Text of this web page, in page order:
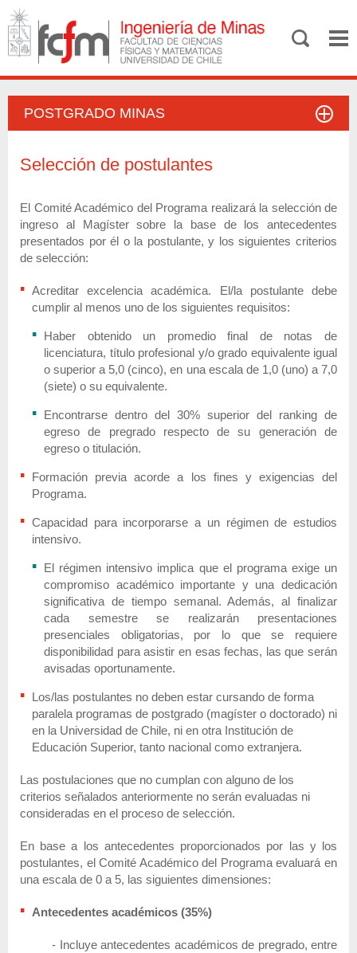
POSTGRADO MINAS
Selección de postulantes
El Comité Académico del Programa realizará la selección de
ingreso al Magíster sobre la base de los antecedentes
presentados por él o la postulante, y los siguientes criterios
de selección:
Acreditar excelencia académica. El/la postulante debe
cumplir al menos uno de los siguientes requisitos:
Haber obtenido un promedio final de notas de
licenciatura, título profesional y/o grado equivalente igual
o superior a 5,0 (cinco), en una escala de 1,0 (uno) a 7,0
(siete) o su equivalente.
Encontrarse dentro del 30% superior del ranking de
egreso de pregrado respecto de su generación de
egreso o titulación.
Formación previa acorde a los fines y exigencias del
Programa.
Capacidad para incorporarse a un régimen de estudios
intensivo.
El régimen intensivo implica que el programa exige un
compromiso académico importante y una dedicación
significativa de tiempo semanal. Además, al finalizar
cada semestre se realizarán presentaciones
presenciales obligatorias, por lo que se requiere
disponibilidad para asistir en esas fechas, las que serán
avisadas oportunamente.
Los/las postulantes no deben estar cursando de forma
paralela programas de postgrado (magíster o doctorado) ni
en la Universidad de Chile, ni en otra Institución de
Educación Superior, tanto nacional como extranjera.
Las postulaciones que no cumplan con alguno de los
criterios señalados anteriormente no serán evaluadas ni
consideradas en el proceso de selección.
En base a los antecedentes proporcionados por las y los
postulantes, el Comité Académico del Programa evaluará en
una escala de 0 a 5, las siguientes dimensiones:
Antecedentes académicos (35%)
- Incluye antecedentes académicos de pregrado, entre